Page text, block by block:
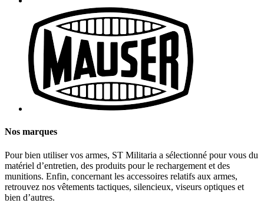
Nos marques
Pour bien utiliser vos armes, ST Militaria a sélectionné pour vous du
matériel d’entretien, des produits pour le rechargement et des
munitions. Enfin, concernant les accessoires relatifs aux armes,
retrouvez nos vêtements tactiques, silencieux, viseurs optiques et
bien d’autres.